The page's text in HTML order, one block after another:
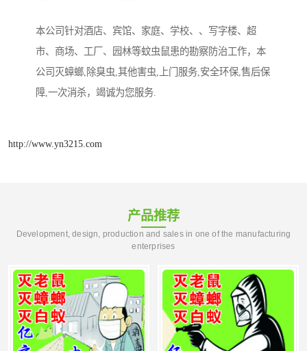
本公司针对酒店、宾馆、家庭、学校、、写‌‌字楼、超
市、商场、工厂、园林等蚊虫鼠患的勘察防治工作，本
公司灭蟑螂,除臭虫,其他害虫,上门服务,安全环保,售后保
障,一次消杀，竭诚为您服务.
http://www.yn3215.com
产品推荐
Development, design, production and sales in one of the manufacturing
enterprises